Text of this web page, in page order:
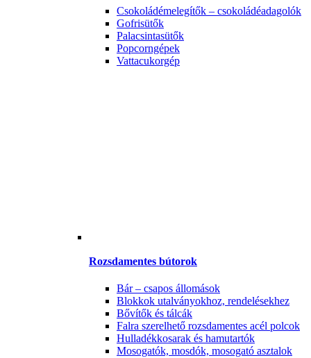
Csokoládémelegítők – csokoládéadagolók
Gofrisütők
Palacsintasütők
Popcorngépek
Vattacukorgép
Rozsdamentes bútorok
Bár – csapos állomások
Blokkok utalványokhoz, rendelésekhez
Bővítők és tálcák
Falra szerelhető rozsdamentes acél polcok
Hulladékkosarak és hamutartók
Mosogatók, mosdók, mosogató asztalok